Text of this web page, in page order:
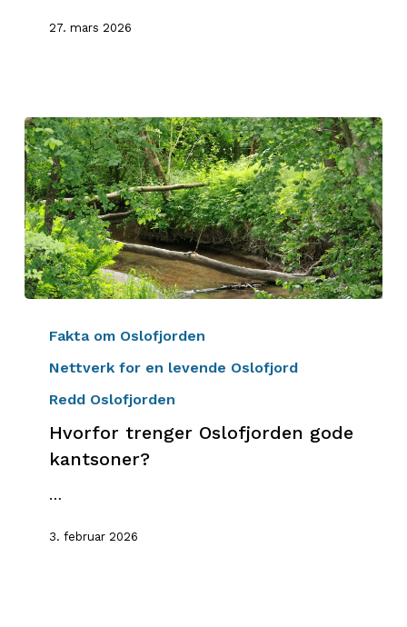
27. mars 2026
trenger
gode
kantsoner?
Fakta om Oslofjorden
Nettverk for en levende Oslofjord
Redd Oslofjorden
Hvorfor trenger Oslofjorden gode
kantsoner?
…
3. februar 2026